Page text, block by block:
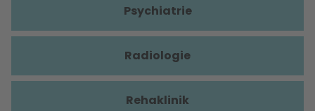
Psychiatrie
Radiologie
Rehaklinik